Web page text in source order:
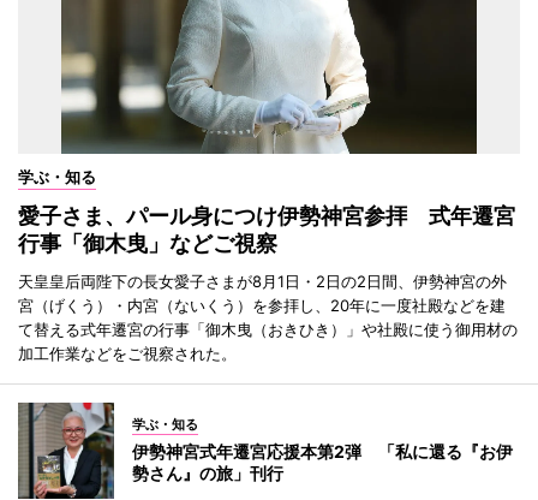
学ぶ・知る
愛子さま、パール身につけ伊勢神宮参拝 式年遷宮
行事「御木曳」などご視察
天皇皇后両陛下の長女愛子さまが8月1日・2日の2日間、伊勢神宮の外
宮（げくう）・内宮（ないくう）を参拝し、20年に一度社殿などを建
て替える式年遷宮の行事「御木曳（おきひき）」や社殿に使う御用材の
加工作業などをご視察された。
学ぶ・知る
伊勢神宮式年遷宮応援本第2弾 「私に還る『お伊
勢さん』の旅」刊行